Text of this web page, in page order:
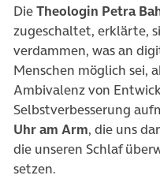
DieTheologin Petra
zugeschaltet, erklärte,
verdammen, was an
Menschen möglich sei,
Ambivalenz von
Selbstverbesserung
Uhr am Arm, die uns
die unseren Schlaf
setzen.